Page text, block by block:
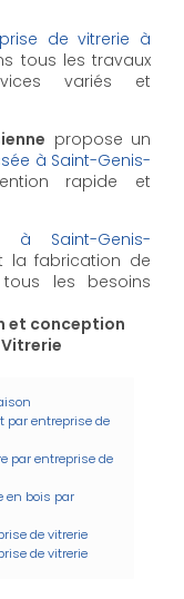
de vitrerie à
tous les travaux
variés et
propose un
à Saint-Genis-
rapide et
à Saint-Genis-
la fabrication de
les besoins
et conception
par entreprise de
par entreprise de
en bois par
de vitrerie
de vitrerie